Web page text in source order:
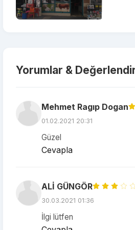
Yorumlar &
Mehmet Ragıp Dogan
01.02.2021 20:31
Güzel
Cevapla
ALİ GÜNGÖR
30.03.2021 01:36
İlgi lütfen